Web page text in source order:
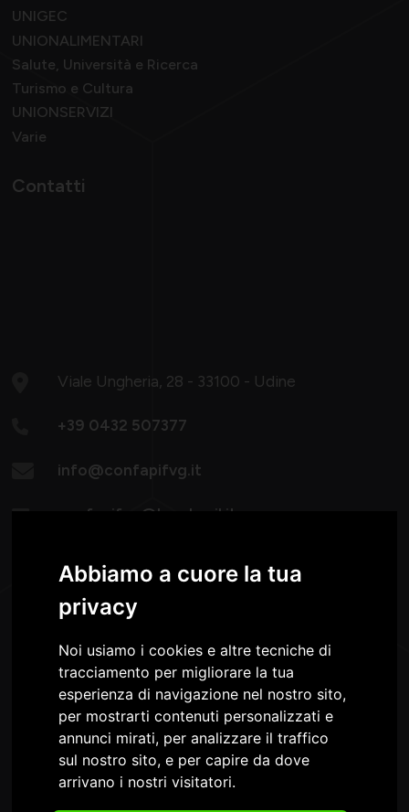
Abbiamo a cuore la tua
privacy
Noi usiamo i cookies e altre tecniche di
tracciamento per migliorare la tua
esperienza di navigazione nel nostro sito,
per mostrarti contenuti personalizzati e
annunci mirati, per analizzare il traffico
sul nostro sito, e per capire da dove
arrivano i nostri visitatori.
UNIGEC
UNIONALIMENTARI
Salute, Università e Ricerca
Turismo e Cultura
UNIONSERVIZI
Varie
Contatti
Viale Ungheria, 28 - 33100 - Udine
+39 0432 507377
info@confapifvg.it
confapifvg@legalmail.it
08.30-13.00 / 14.30-18.30
Venerdì: 8.30 -13.00
Confapi FVG è nel Consiglio e nella Giunta della